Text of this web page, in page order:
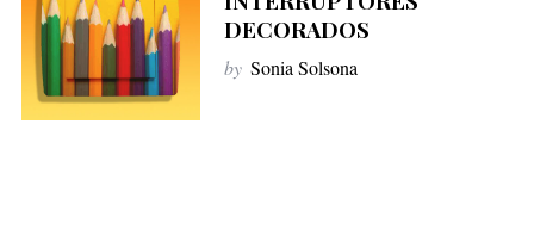
DECORADOS
by Sonia Solsona